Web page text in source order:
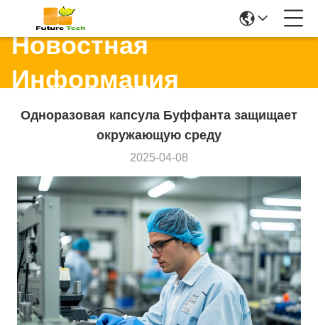
Новостная
Информация
Одноразовая капсула Буффанта защищает
окружающую среду
2025-04-08